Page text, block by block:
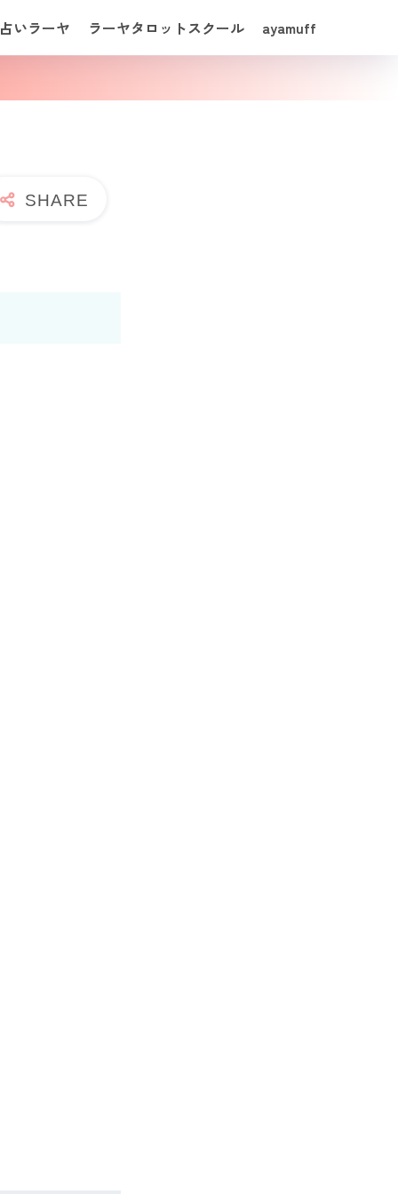
いラーヤ ラーヤタロットスクール ayamuff